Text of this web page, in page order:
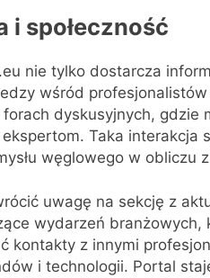
i społeczność
nie tylko dostarcza
wśród
dyskusyjnych, gdzie
Taka interakcja
węglowego w obliczu
uwagę na sekcję z
wydarzeń
kontakty z innymi
i technologii. Portal